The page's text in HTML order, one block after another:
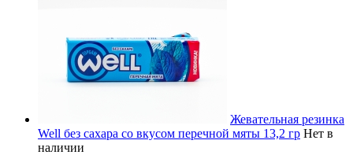
Жевательная резинка
Well без сахара со вкусом перечной мяты 13,2 гр Нет в
наличии